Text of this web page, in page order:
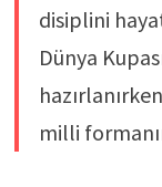
disiplini
Dünya
milli